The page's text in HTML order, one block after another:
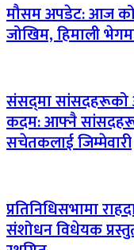
मौसम अपडेट: आज
जोखिम, हिमाली
संसद्‌मा सांसदहरूको
कदम: आफ्नै
सचेतकलाई जिम्मेवारी
प्रतिनिधिसभामा
संशोधन विधेयक